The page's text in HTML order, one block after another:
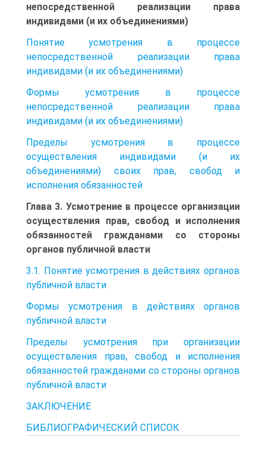
непосредственной реализации права
индивидами (и их объединениями)
Понятие усмотрения в процессе
непосредственной реализации права
индивидами (и их объединениями)
Формы усмотрения в процессе
непосредственной реализации права
индивидами (и их объединениями)
Пределы усмотрения в процессе
осуществления индивидами (и их
объединениями) своих прав, свобод и
исполнения обязанностей
Глава 3. Усмотрение в процессе организации
осуществления прав, свобод и исполнения
обязанностей гражданами со стороны
органов публичной власти
3.1. Понятие усмотрения в действиях органов
публичной власти
Формы усмотрения в действиях органов
публичной власти
Пределы усмотрения при организации
осуществления прав, свобод и исполнения
обязанностей гражданами со стороны органов
публичной власти
ЗАКЛЮЧЕНИЕ
БИБЛИОГРАФИЧЕСКИЙ СПИСОК